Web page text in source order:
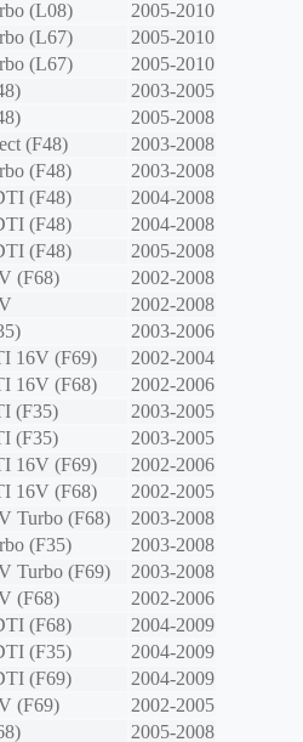
(L08)
2005-2010
(L67)
2005-2010
(L67)
2005-2010
2003-2005
2005-2008
(F48)
2003-2008
(F48)
2003-2008
(F48)
2004-2008
(F48)
2004-2008
(F48)
2005-2008
(F68)
2002-2008
2002-2008
2003-2006
16V (F69)
2002-2004
16V (F68)
2002-2006
(F35)
2003-2005
(F35)
2003-2005
16V (F69)
2002-2006
16V (F68)
2002-2005
Turbo (F68)
2003-2008
(F35)
2003-2008
Turbo (F69)
2003-2008
(F68)
2002-2006
(F68)
2004-2009
(F35)
2004-2009
(F69)
2004-2009
(F69)
2002-2005
2005-2008